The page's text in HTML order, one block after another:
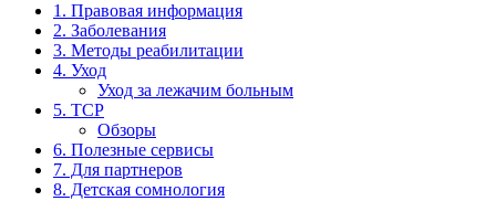
1. Правовая информация
2. Заболевания
3. Методы реабилитации
4. Уход
Уход за лежачим больным
5. ТСР
Обзоры
6. Полезные сервисы
7. Для партнеров
8. Детская сомнология